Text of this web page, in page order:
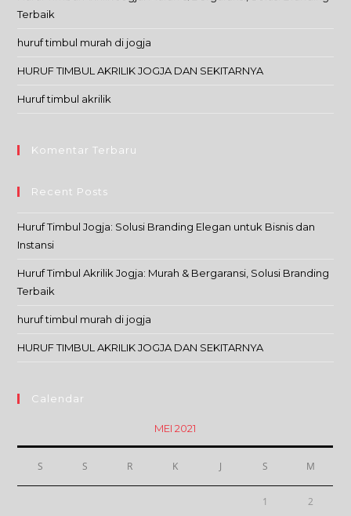
Terbaik
huruf timbul murah di jogja
HURUF TIMBUL AKRILIK JOGJA DAN SEKITARNYA
Huruf timbul akrilik
Komentar Terbaru
Recent Posts
Huruf Timbul Jogja: Solusi Branding Elegan untuk Bisnis dan
Instansi
Huruf Timbul Akrilik Jogja: Murah & Bergaransi, Solusi Branding
Terbaik
huruf timbul murah di jogja
HURUF TIMBUL AKRILIK JOGJA DAN SEKITARNYA
Calendar
MEI 2021
S S R K J S M
1 2